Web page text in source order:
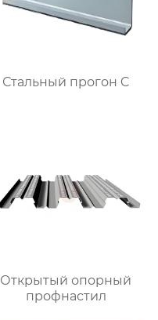
Стальный прогон C
Открытый опорный
профнастил